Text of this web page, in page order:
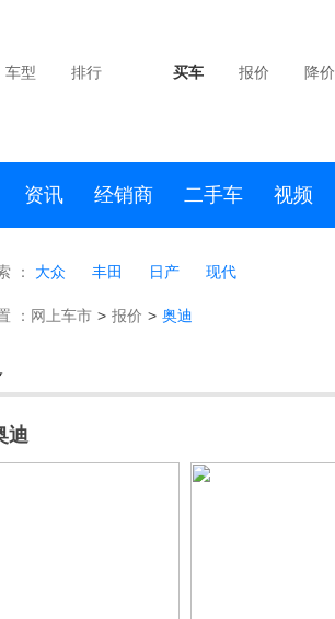
车型 排行 买车 报价 降价
资讯 经销商 二手车 视频
： 大众 丰田 日产 现代
： 网上车市 > 报价 > 奥迪
迪